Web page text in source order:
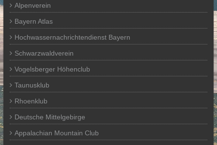
Alpenverein
Bayern Atlas
Hochwassernachrichtendienst Bayern
Schwarzwaldverein
Vogelsberger Höhenclub
Taunusklub
Rhoenklub
Deutsche Mittelgebirge
Appalachian Mountain Club